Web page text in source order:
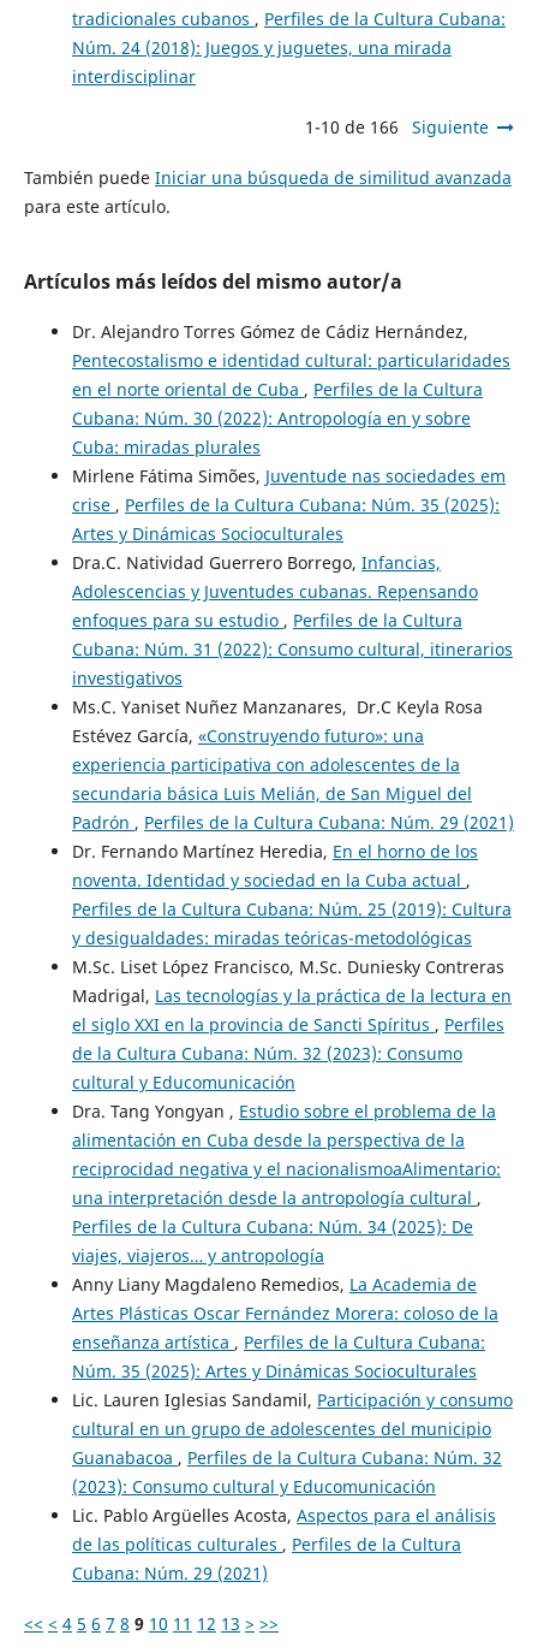
tradicionales cubanos , Perfiles de la Cultura Cubana:
Núm. 24 (2018): Juegos y juguetes, una mirada
interdisciplinar
1-10 de 166 Siguiente
También puede Iniciar una búsqueda de similitud avanzada
para este artículo.
Artículos más leídos del mismo autor/a
Dr. Alejandro Torres Gómez de Cádiz Hernández,
Pentecostalismo e identidad cultural: particularidades
en el norte oriental de Cuba , Perfiles de la Cultura
Cubana: Núm. 30 (2022): Antropología en y sobre
Cuba: miradas plurales
Mirlene Fátima Simões, Juventude nas sociedades em
crise , Perfiles de la Cultura Cubana: Núm. 35 (2025):
Artes y Dinámicas Socioculturales
Dra.C. Natividad Guerrero Borrego, Infancias,
Adolescencias y Juventudes cubanas. Repensando
enfoques para su estudio , Perfiles de la Cultura
Cubana: Núm. 31 (2022): Consumo cultural, itinerarios
investigativos
Ms.C. Yaniset Nuñez Manzanares, Dr.C Keyla Rosa
Estévez García, «Construyendo futuro»: una
experiencia participativa con adolescentes de la
secundaria básica Luis Melián, de San Miguel del
Padrón , Perfiles de la Cultura Cubana: Núm. 29 (2021)
Dr. Fernando Martínez Heredia, En el horno de los
noventa. Identidad y sociedad en la Cuba actual ,
Perfiles de la Cultura Cubana: Núm. 25 (2019): Cultura
y desigualdades: miradas teóricas-metodológicas
M.Sc. Liset López Francisco, M.Sc. Duniesky Contreras
Madrigal, Las tecnologías y la práctica de la lectura en
el siglo XXI en la provincia de Sancti Spíritus , Perfiles
de la Cultura Cubana: Núm. 32 (2023): Consumo
cultural y Educomunicación
Dra. Tang Yongyan , Estudio sobre el problema de la
alimentación en Cuba desde la perspectiva de la
reciprocidad negativa y el nacionalismoaAlimentario:
una interpretación desde la antropología cultural ,
Perfiles de la Cultura Cubana: Núm. 34 (2025): De
viajes, viajeros… y antropología
Anny Liany Magdaleno Remedios, La Academia de
Artes Plásticas Oscar Fernández Morera: coloso de la
enseñanza artística , Perfiles de la Cultura Cubana:
Núm. 35 (2025): Artes y Dinámicas Socioculturales
Lic. Lauren Iglesias Sandamil, Participación y consumo
cultural en un grupo de adolescentes del municipio
Guanabacoa , Perfiles de la Cultura Cubana: Núm. 32
(2023): Consumo cultural y Educomunicación
Lic. Pablo Argüelles Acosta, Aspectos para el análisis
de las políticas culturales , Perfiles de la Cultura
Cubana: Núm. 29 (2021)
<< < 4 5 6 7 8 9 10 11 12 13 > >>